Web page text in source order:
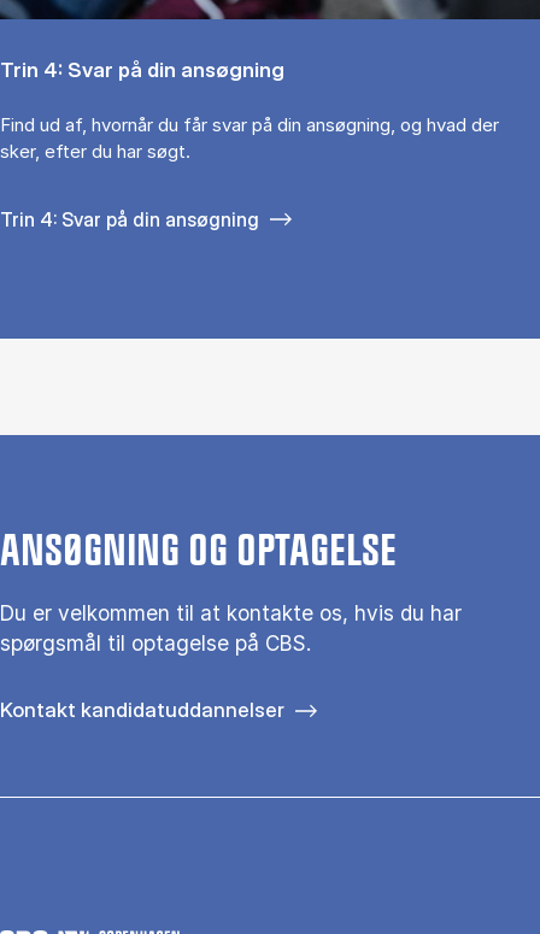
Trin 4: Svar på din ansøgning
Find ud af, hvornår du får svar på din ansøgning, og hvad der
sker, efter du har søgt.
Trin 4: Svar på din ansøgning
ANSØGNING OG OPTAGELSE
Du er velkommen til at kontakte os, hvis du har
spørgsmål til optagelse på CBS.
Kontakt kandidatuddannelser